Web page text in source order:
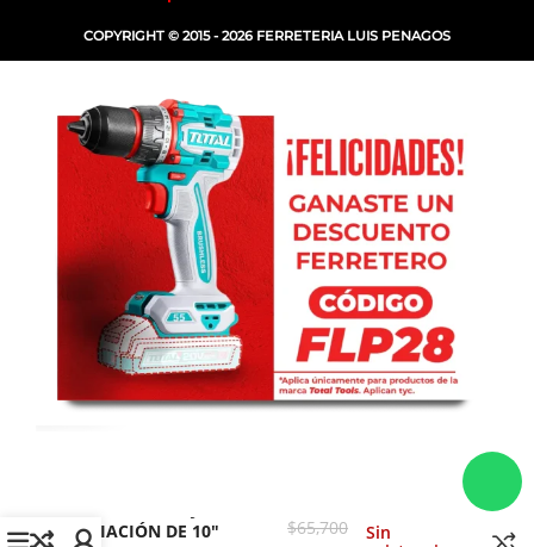
COPYRIGHT © 2015 - 2026 FERRETERIA LUIS PENAGOS
AVIACIÓN DE 10″
$65,700
Sin